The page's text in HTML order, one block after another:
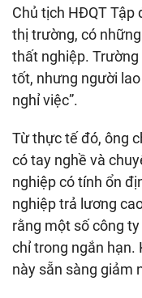
Chủ tịch HĐQT Tập
thị trường, có
thất nghiệp.
tốt, nhưng người
nghỉ việc”.
Từ thực tế đó, ông
có tay nghề và
nghiệp có tính ổn
nghiệp trả lương
rằng một số công
chỉ trong ngắn hạn.
này sẵn sàng giảm